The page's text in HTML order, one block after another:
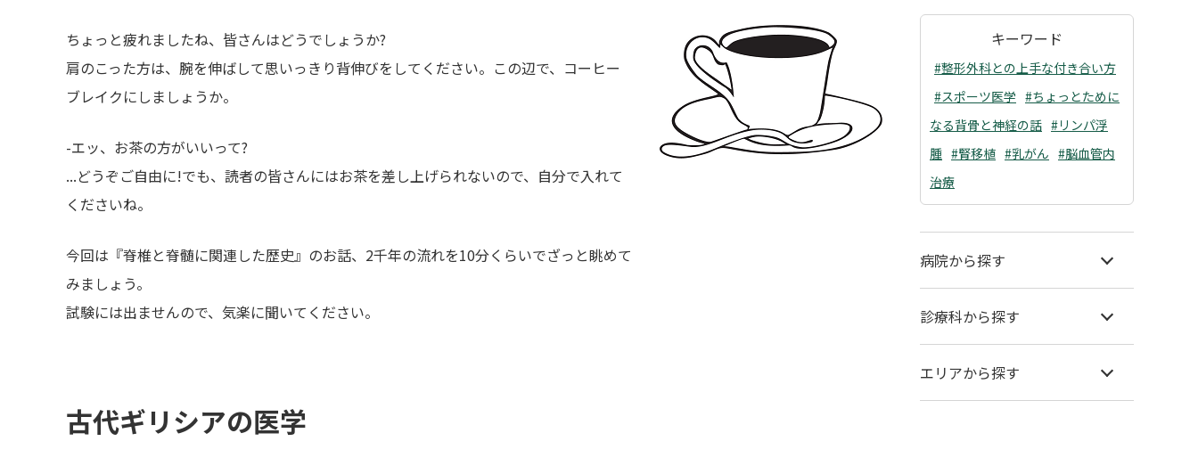
ちょっと疲れましたね、皆さんはどうでしょうか?
肩のこった方は、腕を伸ばして思いっきり背伸びをしてください。この辺で、コーヒー
ブレイクにしましょうか。
-エッ、お茶の方がいいって?
...どうぞご自由に!でも、読者の皆さんにはお茶を差し上げられないので、自分で入れて
くださいね。
今回は『脊椎と脊髄に関連した歴史』のお話、2千年の流れを10分くらいでざっと眺めて
みましょう。
試験には出ませんので、気楽に聞いてください。
古代ギリシアの医学
キーワード
#整形外科との上手な付き合い方
#スポーツ医学 #ちょっとために
なる背骨と神経の話 #リンパ浮
腫 #腎移植 #乳がん #脳血管内
治療
病院から探す
診療科から探す
エリアから探す